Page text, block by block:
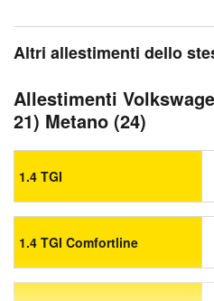
Altri allestimenti dello
Allestimenti
21) Metano (24)
1.4 TGI
1.4 TGI Comfortline